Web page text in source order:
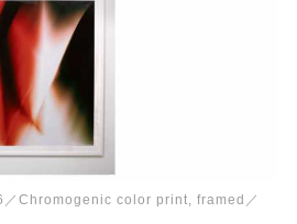
／Chromogenic color print, framed／